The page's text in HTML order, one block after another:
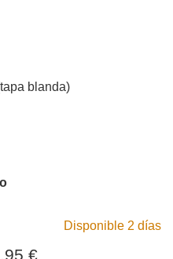
blanda)
Disponible 2 días
€